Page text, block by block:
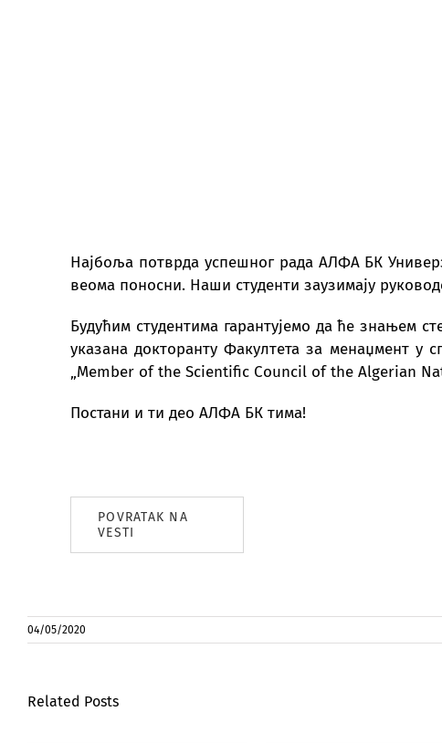
Најбоља потврда успешног рада АЛФА БК
веома поносни. Наши студенти заузимају
Будућим студентима гарантујемо да ће знањем
указана докторанту Факултета за менаџмент у
„Member of the Scientific Council of the Algerian
Постани и ти дeо АЛФА БК тима!
POVRATAK NA
VESTI
04/05/2020
Related Posts